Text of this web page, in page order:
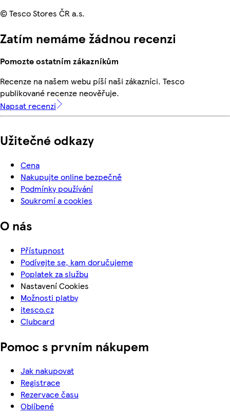
© Tesco Stores ČR a.s.
Zatím nemáme žádnou recenzi
Pomozte ostatním zákazníkům
Recenze na našem webu píší naši zákazníci. Tesco
publikované recenze neověřuje.
Napsat recenzi
Užitečné odkazy
Cena
Nakupujte online bezpečně
Podmínky používání
Soukromí a cookies
O nás
Přístupnost
Podívejte se, kam doručujeme
Poplatek za službu
Nastavení Cookies
Možnosti platby
itesco.cz
Clubcard
Pomoc s prvním nákupem
Jak nakupovat
Registrace
Rezervace času
Oblíbené